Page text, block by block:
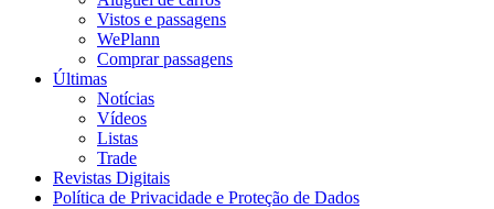
Vistos e passagens
WePlann
Comprar passagens
Últimas
Notícias
Vídeos
Listas
Trade
Revistas Digitais
Política de Privacidade e Proteção de Dados